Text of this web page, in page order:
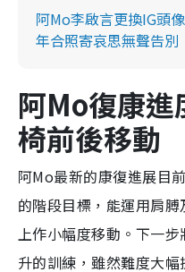
阿Mo李啟言更換IG頭
年合照寄哀思無聲告別
阿Mo復康
椅前後移動
阿Mo最新的康復進展目
的階段目標，能運用肩
上作小幅度移動。下一
升的訓練，雖然難度大